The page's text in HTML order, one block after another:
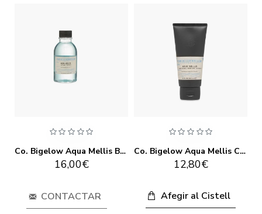
Co. Bigelow Aqua Mellis Body Wash 310ML
16,00€
CONTACTAR
Co. Bigelow Aqua Mellis Crema de Mans 60ML
12,80€
Afegir al Cistell